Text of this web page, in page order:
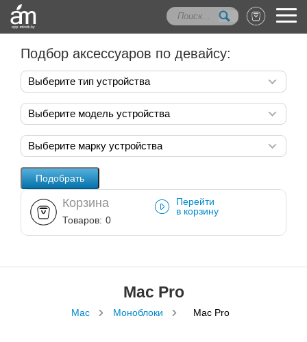
Подбор аксессуаров по девайсу:
Выберите тип устройства
Выберите модель устройства
Выберите марку устройства
Корзина
Товаров: 0
Перейти
в корзину
Mac Pro
Mac Моноблоки Mac Pro